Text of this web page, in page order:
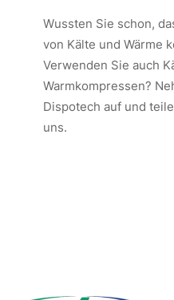
Wussten Sie schon,
von Kälte und Wärme
Verwenden Sie auch
Warmkompressen?
Dispotech auf und
uns.